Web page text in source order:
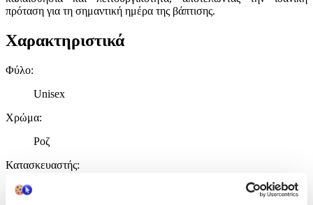
πρόταση για τη σημαντική ημέρα της βάπτισης.
Χαρακτηριστικά
Φύλο:
Unisex
Χρώμα:
Ροζ
Κατασκευαστής: